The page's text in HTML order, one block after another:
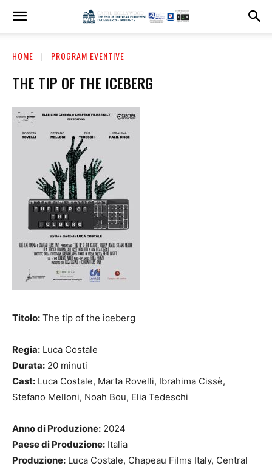
HOME PROGRAM EVENTIVE
THE TIP OF THE ICEBERG
Titolo: The tip of the iceberg
Regia: Luca Costale
Durata: 20 minuti
Cast: Luca Costale, Marta Rovelli, Ibrahima Cissè,
Stefano Melloni, Noah Bou, Elia Tedeschi
Anno di Produzione: 2024
Paese di Produzione: Italia
Produzione: Luca Costale, Chapeau Films Italy, Central